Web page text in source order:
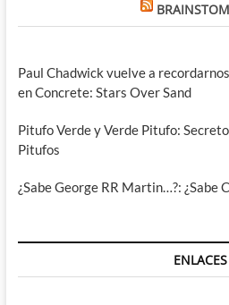
Paul Chadwick vuelve a
en Concrete: Stars Over Sand
Pitufo Verde y Verde Pitufo:
Pitufos
¿Sabe George RR Martin…?: ¿Sabe
ENLACES